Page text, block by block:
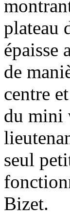
plateau
épaisse
de
centre
du mini
seul
Bizet.